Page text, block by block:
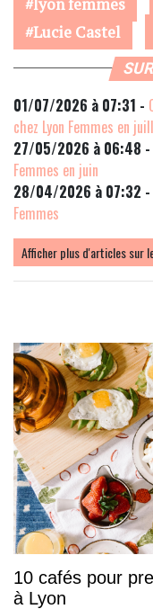
Lucie Castel
01/07/2026 à 07:31 -
chez Lyon Femmes en
27/05/2026 à 06:48 -
Femmes en juin
28/04/2026 à 07:32 -
Femmes
Afficher plus d'articles sur
10 cafés pour
à Lyon